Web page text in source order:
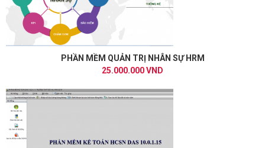
PHẦN MỀM QUẢN TRỊ NHÂN SỰ HRM
25.000.000 VND